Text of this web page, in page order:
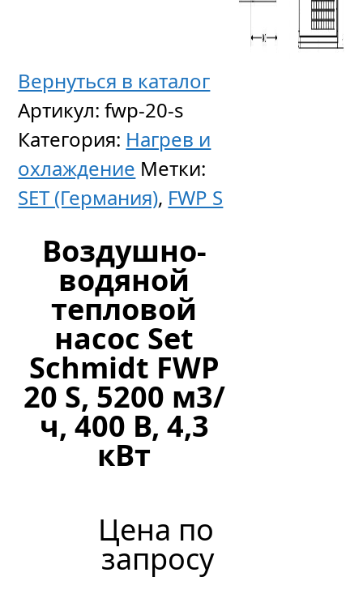
Вернуться в каталог
Артикул:fwp-20-s
Категория: Нагрев и
охлаждение Метки:
SET (Германия), FWP S
Воздушно-
водяной
тепловой
насос Set
Schmidt FWP
20 S, 5200 м3/
ч, 400 В, 4,3
кВт
Цена по
запросу